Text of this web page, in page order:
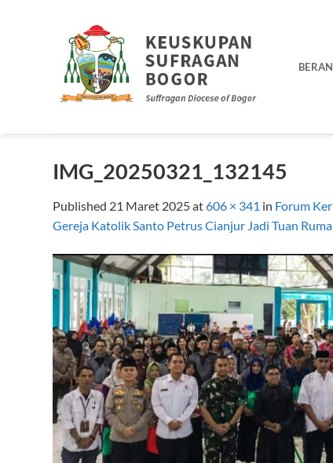
IMG_20250321_132145
Published 21 Maret 2025at606 × 341 in Forum
Gereja Katolik Santo Petrus Cianjur Jadi Tuan